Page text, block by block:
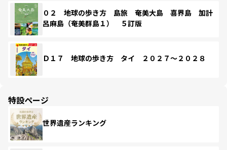
０２ 地球の歩き方 島旅 奄美大島 喜界島 加計
呂麻島（奄美群島１） ５訂版
Ｄ１７ 地球の歩き方 タイ ２０２７～２０２８
特設ページ
世界遺産ランキング